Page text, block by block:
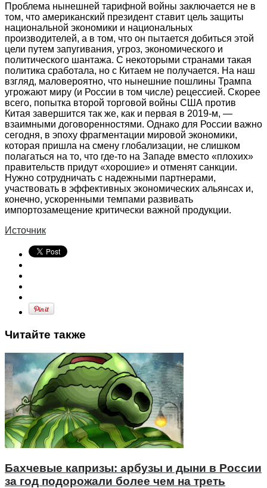
Проблема нынешней тарифной войны заключается не в
том, что американский президент ставит цель защиты
национальной экономики и национальных
производителей, а в том, что он пытается добиться этой
цели путем запугивания, угроз, экономического и
политического шантажа. С некоторыми странами такая
политика сработала, но с Китаем не получается. На наш
взгляд, маловероятно, что нынешние пошлины Трампа
угрожают миру (и России в том числе) рецессией. Скорее
всего, попытка второй торговой войны США против
Китая завершится так же, как и первая в 2019-м, —
взаимными договоренностями. Однако для России важно
сегодня, в эпоху фрагментации мировой экономики,
которая пришла на смену глобализации, не слишком
полагаться на то, что где-то на Западе вместо «плохих»
правительств придут «хорошие» и отменят санкции.
Нужно сотрудничать с надежными партнерами,
участвовать в эффективных экономических альянсах и,
конечно, ускоренными темпами развивать
импортозамещение критически важной продукции.
Источник
Читайте также
Бахчевые капризы: арбузы и дыни в России
за год подорожали более чем на треть